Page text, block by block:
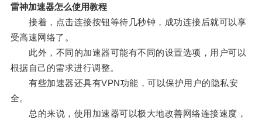
雷神加速器怎么使用教程
接着，点击连接按钮等待几秒钟，成功连接后就可以享
受高速网络了。
此外，不同的加速器可能有不同的设置选项，用户可以
根据自己的需求进行调整。
有些加速器还具有VPN功能，可以保护用户的隐私安
全。
总的来说，使用加速器可以极大地改善网络连接速度，